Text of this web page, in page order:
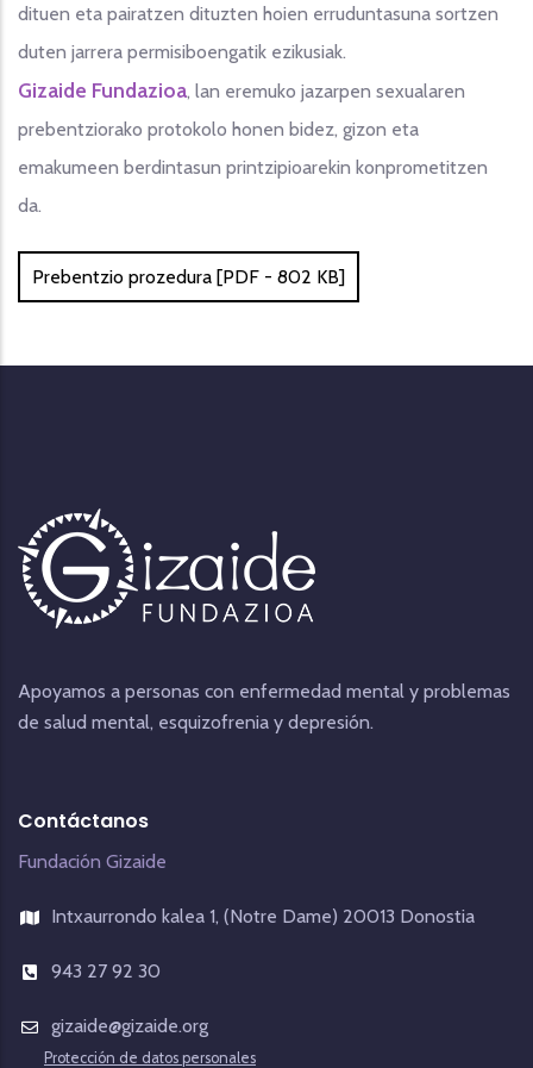
dituen eta pairatzen dituzten hoien erruduntasuna sortzen
duten jarrera permisiboengatik ezikusiak.
Gizaide Fundazioa, lan eremuko jazarpen sexualaren
prebentziorako protokolo honen bidez, gizon eta
emakumeen berdintasun printzipioarekin konprometitzen
da.
Prebentzio prozedura [PDF - 802 KB]
Apoyamos a personas con enfermedad mental y problemas
de salud mental, esquizofrenia y depresión.
Contáctanos
Fundación Gizaide
Intxaurrondo kalea 1, (Notre Dame) 20013 Donostia
943 27 92 30
gizaide@gizaide.org
Protección de datos personales